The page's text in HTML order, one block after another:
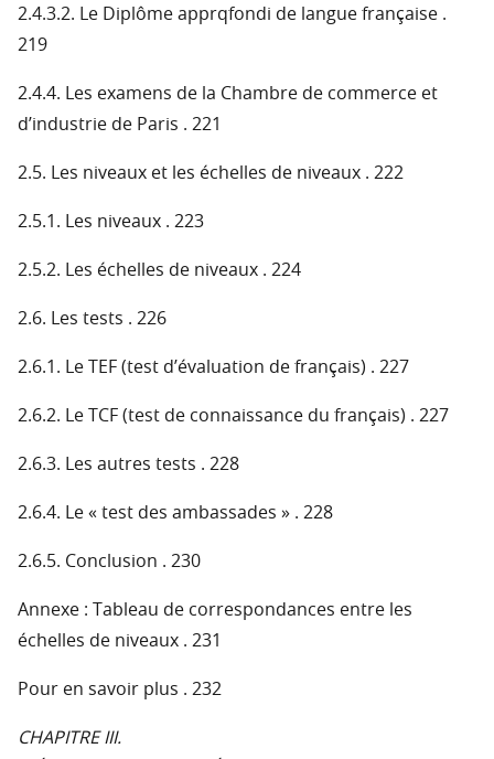
2.4.3.2. Le Diplôme apprqfondi de langue française .
219
2.4.4. Les examens de la Chambre de commerce et
d’industrie de Paris . 221
2.5. Les niveaux et les échelles de niveaux . 222
2.5.1. Les niveaux . 223
2.5.2. Les échelles de niveaux . 224
2.6. Les tests . 226
2.6.1. Le TEF (test d’évaluation de français) . 227
2.6.2. Le TCF (test de connaissance du français) . 227
2.6.3. Les autres tests . 228
2.6.4. Le « test des ambassades » . 228
2.6.5. Conclusion . 230
Annexe : Tableau de correspondances entre les
échelles de niveaux . 231
Pour en savoir plus . 232
CHAPITRE III.